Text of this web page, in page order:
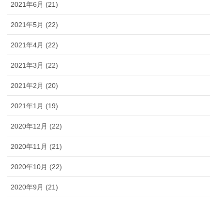
2021年6月 (21)
2021年5月 (22)
2021年4月 (22)
2021年3月 (22)
2021年2月 (20)
2021年1月 (19)
2020年12月 (22)
2020年11月 (21)
2020年10月 (22)
2020年9月 (21)